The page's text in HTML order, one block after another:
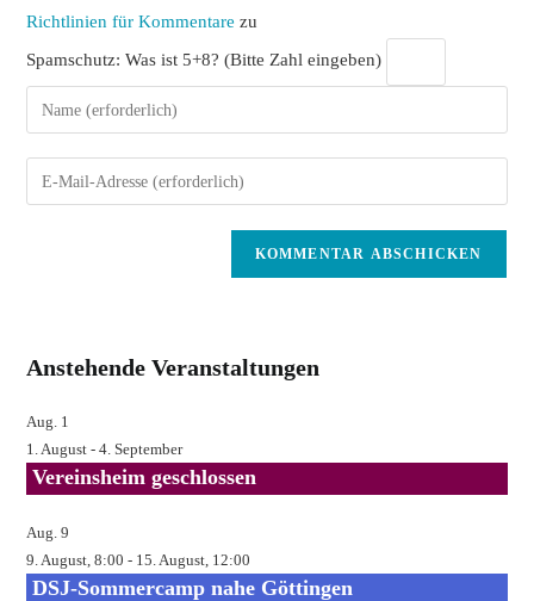
Richtlinien für Kommentare zu
Spamschutz: Was ist 5+8? (Bitte Zahl eingeben)
Gib
deinen
Namen
oder
Gib
deine
ein
Anstehende Veranstaltungen
Aug. 1
1. August -4. September
Vereinsheim geschlossen
Aug.9
9. August, 8:00 - 15. August, 12:00
DSJ-Sommercamp nahe Göttingen